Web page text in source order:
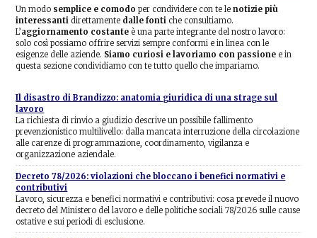
Un modo semplice e comodo per condividere con te lenotizie più
interessanti direttamente dalle fonti che consultiamo.
L’aggiornamento costante è una parte integrante del nostro lavoro:
solo così possiamo offrire servizi sempre conformi e in linea con le
esigenze delle aziende. Siamo curiosi e lavoriamo con passione e in
questa sezione condividiamo con te tutto quello che impariamo.
Il disastro di Brandizzo: anatomia giuridica di una strage sul
lavoro
La richiesta di rinvio a giudizio descrive un possibile fallimento
prevenzionistico multilivello: dalla mancata interruzione della circolazione
alle carenze di programmazione, coordinamento, vigilanza e
organizzazione aziendale.
Decreto 78/2026: violazioni che bloccano i benefici normativi e
contributivi
Lavoro, sicurezza e benefici normativi e contributivi: cosa prevede il nuovo
decreto del Ministero del lavoro e delle politiche sociali 78/2026 sulle cause
ostative e sui periodi di esclusione.